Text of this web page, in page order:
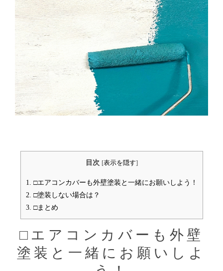
目次 [表示を隠す]
1. □エアコンカバーも外壁塗装と一緒にお願いしよう！
2. □塗装しない場合は？
3. □まとめ
□エアコンカバーも外壁
塗装と一緒にお願いしよ